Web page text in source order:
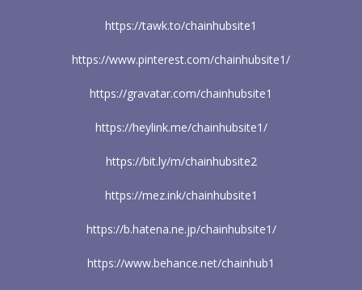
https://tawk.to/chainhubsite1
https://www.pinterest.com/chainhubsite1/
https://gravatar.com/chainhubsite1
https://heylink.me/chainhubsite1/
https://bit.ly/m/chainhubsite2
https://mez.ink/chainhubsite1
https://b.hatena.ne.jp/chainhubsite1/
https://www.behance.net/chainhub1